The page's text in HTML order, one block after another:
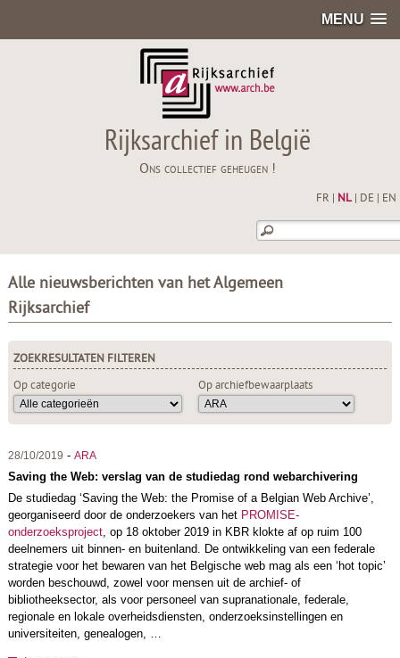
MENU
Rijksarchief in België
Ons collectief geheugen !
FR NL| DE EN
Alle nieuwsberichten van het Algemeen
Rijksarchief
ZOEKRESULTATEN FILTEREN
Op categorie
Op archiefbewaarplaats
28/10/2019 - ARA
Saving the Web: verslag van de studiedag rond webarchivering
De studiedag ‘Saving the Web: the Promise of a Belgian Web Archive’,
georganiseerd door de onderzoekers van het PROMISE-
onderzoeksproject, op 18 oktober 2019 in KBR klokte af op ruim 100
deelnemers uit binnen- en buitenland. De ontwikkeling van een federale
strategie voor het bewaren van het Belgische web mag als een ‘hot topic’
worden beschouwd, zowel voor mensen uit de archief- of
bibliotheeksector, als voor personeel van supranationale, federale,
regionale en lokale overheidsdiensten, onderzoeksinstellingen en
universiteiten, genealogen, …